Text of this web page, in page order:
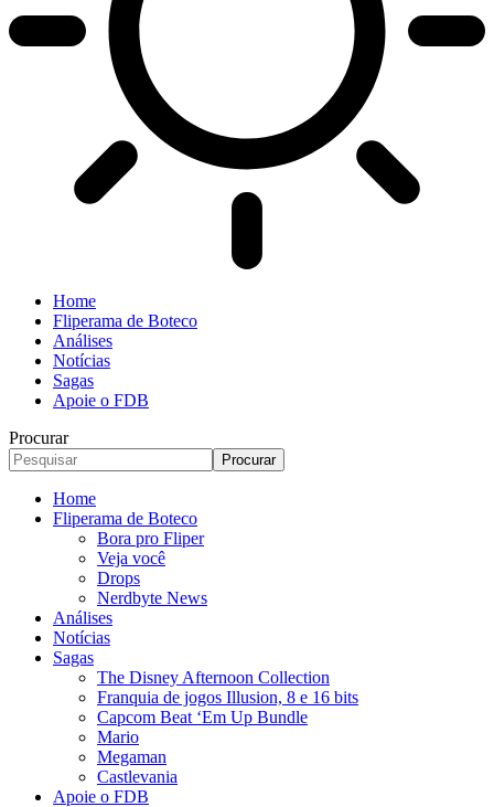
Home
Fliperama de Boteco
Análises
Notícias
Sagas
Apoie o FDB
Procurar
Home
Fliperama de Boteco
Bora pro Fliper
Veja você
Drops
Nerdbyte News
Análises
Notícias
Sagas
The Disney Afternoon Collection
Franquia de jogos Illusion, 8 e 16 bits
Capcom Beat ‘Em Up Bundle
Mario
Megaman
Castlevania
Apoie o FDB